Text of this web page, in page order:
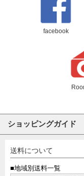
facebook
ショッピングガイド
送料について
■地域別送料一覧